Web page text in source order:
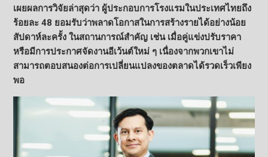
เผยผลการวิจัยล่าสุดว่า ผู้ประกอบการโรงแรมในประเทศไทยถึง
ร้อยละ 48 ยอมรับว่าพลาดโอกาสในการสร้างรายได้อย่างน้อย
สัปดาห์ละครั้ง ในสถานการณ์สำคัญ เช่น เมื่อคู่แข่งปรับราคา
หรือมีการประกาศจัดงานอีเว้นต์ใหม่ ๆ เนื่องจากพวกเขาไม่
สามารถตอบสนองต่อการเปลี่ยนแปลงของตลาดได้รวดเร็วเพียง
พอ